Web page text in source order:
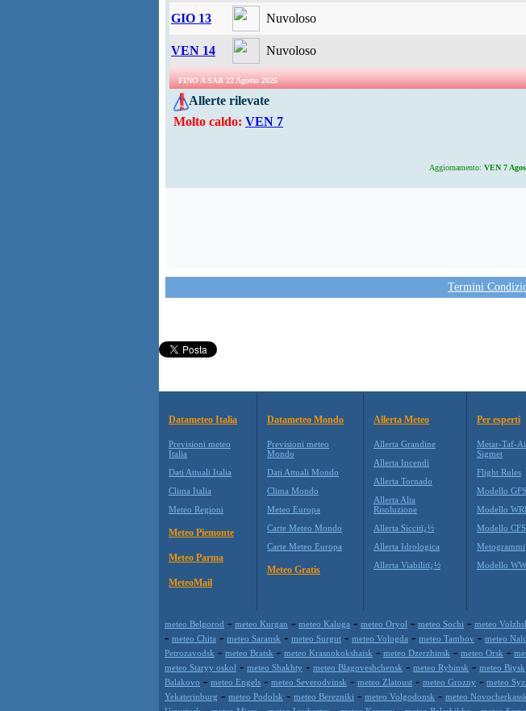
GIO 13 Nuvoloso
VEN 14 Nuvoloso
FINO A SAB 22 Agosto 2026
Allerte rilevate
Molto caldo: VEN 7
Aggiornamento: VEN 7
Termini
Datameteo Italia
Previsioni meteo
Italia
Dati Attuali Italia
Clima Italia
Meteo Regioni
Meteo Piemonte
Meteo Parma
MeteoMail
Datameteo Mondo
Previsioni meteo
Mondo
Dati Attuali Mondo
Clima Mondo
Meteo Europa
Carte Meteo Mondo
Carte Meteo Europa
Meteo Gratis
Allerta Meteo
Allerta Grandine
Allerta Incendi
Allerta Tornado
Allerta Alta
Risoluzione
Allerta Siccitï¿½
Allerta Idrologica
Allerta Viabilitï¿½
Per esperti
Metar-Taf-
Sigmet
Flight Rules
Modello GFS
Modello
Modello CFS
Metogrammi
Modello
meteo Belgorod - meteo Kurgan - meteo Kaluga - meteo Oryol - meteo Sochi - meteo
- meteo Chita - meteo Saransk - meteo Surgut - meteo Vologda - meteo Tambov - meteo
Petrozavodsk - meteo Bratsk - meteo Krasnokokshaisk - meteo Dzerzhinsk - meteo Orsk -
meteo Staryy oskol - meteo Shakhty - meteo Blagoveshchensk - meteo Rybinsk - meteo Biysk
Balakovo - meteo Engels - meteo Severodvinsk - meteo Zlatoust - meteo Grozny - meteo
Yekaterinburg - meteo Podolsk - meteo Berezniki - meteo Volgodonsk - meteo Novocherkassk